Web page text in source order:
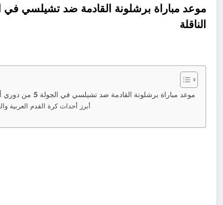
الناقلة
موعد مباراة برشلونة القادمة ضد تشيلسي في الجولة 5 من دوري أبطال أوروبا 2025 والقنوات الناقلة
أبرز أحداث كرة القدم العربية